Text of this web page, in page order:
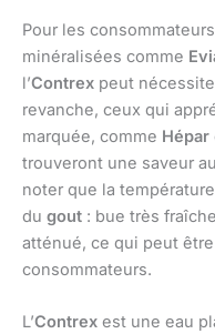
Pour les
minéralisées comme
l’Contrex peut
revanche, ceux qui
marquée, comme Hépar
trouveront une saveur
noter que la
du gout : bue très
atténué, ce qui peut
consommateurs.
L’Contrex est une eau